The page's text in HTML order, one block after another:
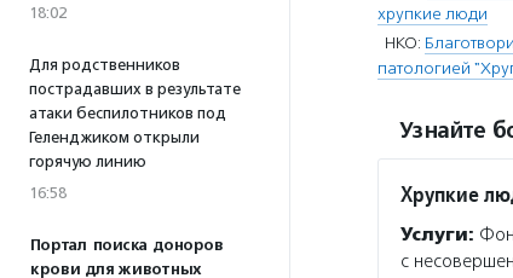
18:02
Для родственников
пострадавших в результате
атаки беспилотников под
Геленджиком открыли
горячую линию
16:58
Портал поиска доноров
крови для животных
хрупкие люди
НКО:
патологией
Узнайте
Хрупкие
Услуги:
с